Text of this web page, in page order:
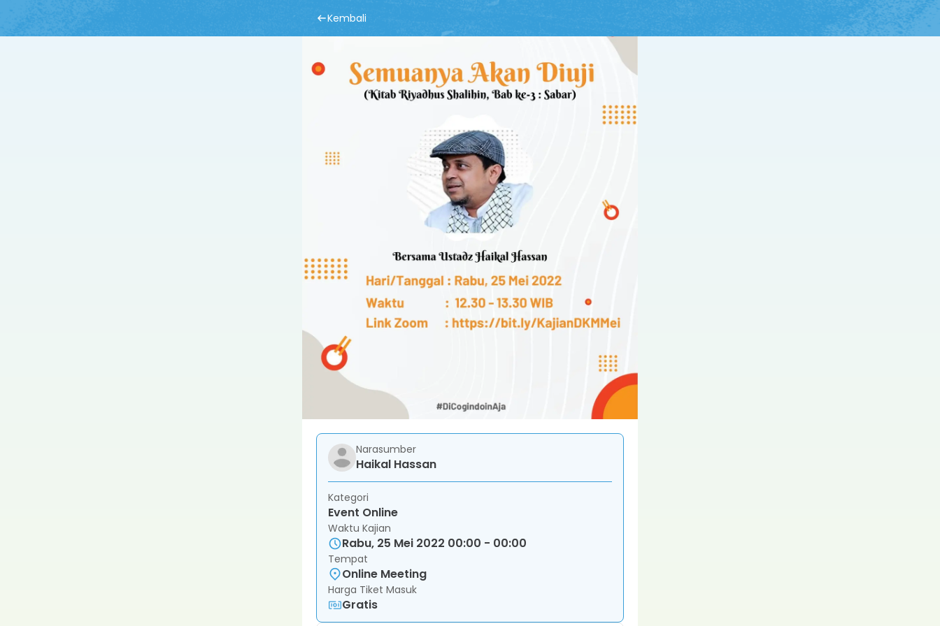
Kembali
Narasumber
Haikal Hassan
Kategori
Event Online
Waktu Kajian
Rabu, 25 Mei 2022 00:00 - 00:00
Tempat
Online Meeting
Harga Tiket Masuk
Gratis